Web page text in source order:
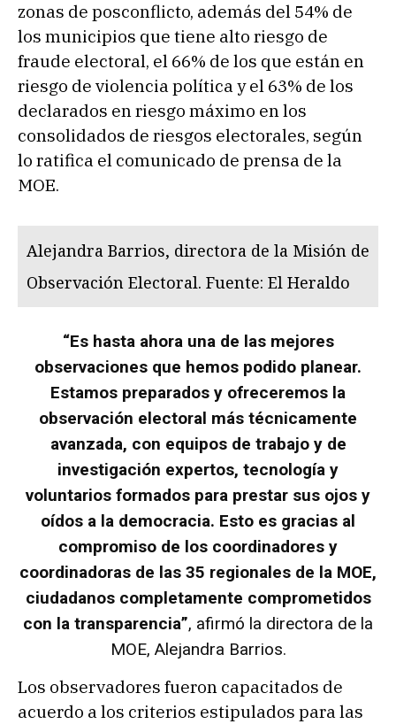
zonas de posconflicto, además del 54% de
los municipios que tiene alto riesgo de
fraude electoral, el 66% de los que están en
riesgo de violencia política y el 63% de los
declarados en riesgo máximo en los
consolidados de riesgos electorales, según
lo ratifica el comunicado de prensa de la
MOE.
Alejandra Barrios, directora de la Misión de
Observación Electoral. Fuente: El Heraldo
“Es hasta ahora una de las mejores
observaciones que hemos podido planear.
Estamos preparados y ofreceremos la
observación electoral más técnicamente
avanzada, con equipos de trabajo y de
investigación expertos, tecnología y
voluntarios formados para prestar sus ojos y
oídos a la democracia. Esto es gracias al
compromiso de los coordinadores y
coordinadoras de las 35 regionales de la MOE,
ciudadanos completamente comprometidos
con la transparencia”, afirmó la directora de la
MOE, Alejandra Barrios.
Los observadores fueron capacitados de
acuerdo a los criterios estipulados para las